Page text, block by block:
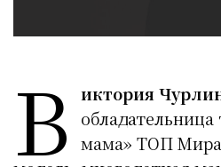
В иктория
мама» ТОП Мира